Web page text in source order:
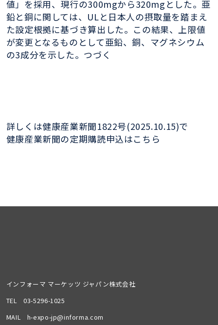
値」を採用、現行の300mgから320mgとした。亜
鉛と銅に関しては、ULと日本人の摂取量を踏まえ
た設定根拠に基づき算出した。この結果、上限値
が変更となるものとして亜鉛、銅、マグネシウム
の3成分を示した。つづく
詳しくは健康産業新聞1822号(2025.10.15)で
健康産業新聞の定期購読申込はこちら
インフォーマ マーケッツ ジャパン株式会社
TEL03-5296-1025
MAIL h-expo-jp@informa.com